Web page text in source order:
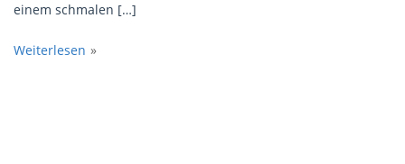
einem schmalen […]
Weiterlesen